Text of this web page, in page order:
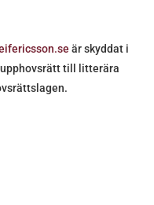
är skyddat i
till litterära